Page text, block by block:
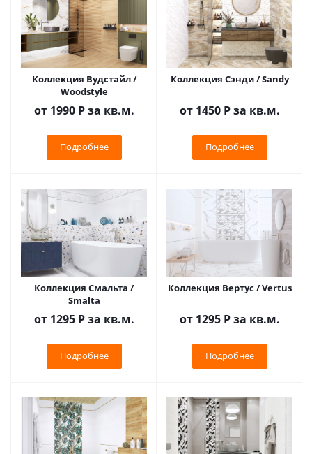
Коллекция Вудстайл /
Woodstyle
от 1990 Р за кв.м.
Подробнее
Коллекция Сэнди / Sandy
от 1450 Р за кв.м.
Подробнее
Коллекция Смальта /
Smalta
от 1295 Р за кв.м.
Подробнее
Коллекция Вертус / Vertus
от 1295 Р за кв.м.
Подробнее